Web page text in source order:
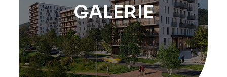
GALERIE